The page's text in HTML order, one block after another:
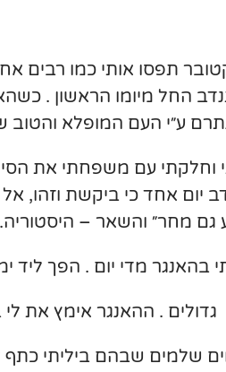
תפסו אותי כמו רבים
החל מיומו הראשון .
ע״י העם המופלא והטוב
וחלקתי עם משפחתי את
יום אחד כי ביקשת וזהו,
גם מחר״ והשאר – היסטוריה.
בהאנגר מדי יום . הפך ליד
גדולים . ההאנגר אימץ את
שלמים שבהם ביליתי